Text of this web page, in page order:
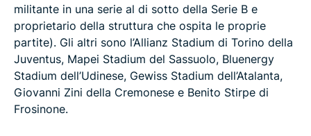
militante in una serie al di sotto della Serie B e
proprietario della struttura che ospita le proprie
partite). Gli altri sono l’Allianz Stadium di Torino della
Juventus, Mapei Stadium del Sassuolo, Bluenergy
Stadium dell’Udinese, Gewiss Stadium dell’Atalanta,
Giovanni Zini della Cremonese e Benito Stirpe di
Frosinone.